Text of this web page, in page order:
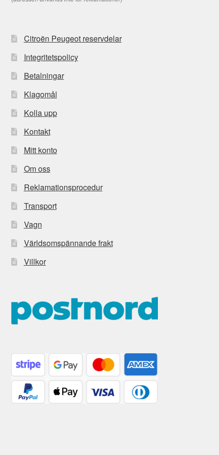
Citroën Peugeot reservdelar
Integritetspolicy
Betalningar
Klagomål
Kolla upp
Kontakt
Mitt konto
Om oss
Reklamationsprocedur
Transport
Vagn
Världsomspännande frakt
Villkor